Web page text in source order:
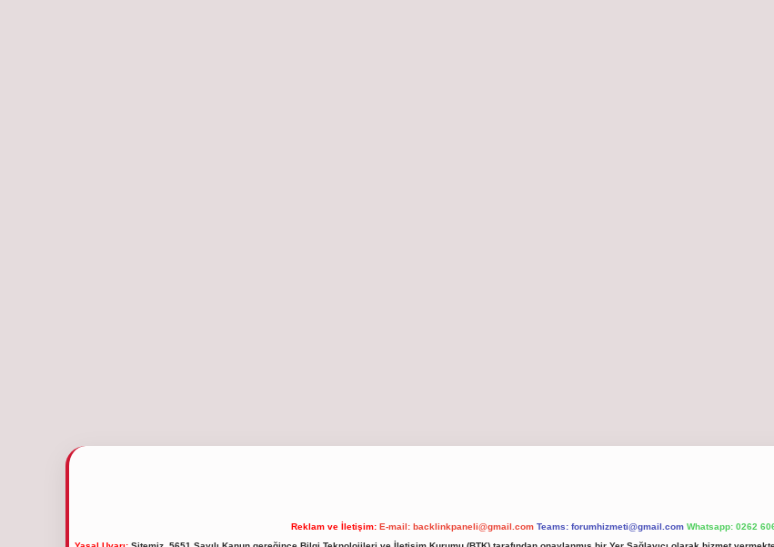
Reklam ve İletişim: E-mail: backlinkpaneli@gmail.com Teams: forumhizmeti@gmail.com Whatsapp: 0262